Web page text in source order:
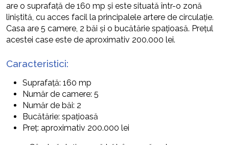
are o suprafață de 160 mp și este situată într-o zonă
liniștită, cu acces facil la principalele artere de circulație.
Casa are 5 camere, 2 băi și o bucătărie spațioasă. Prețul
acestei case este de aproximativ 200.000 lei.
Caracteristici:
Suprafață: 160 mp
Număr de camere: 5
Număr de băi: 2
Bucătărie: spațioasă
Preț: aproximativ 200.000 lei